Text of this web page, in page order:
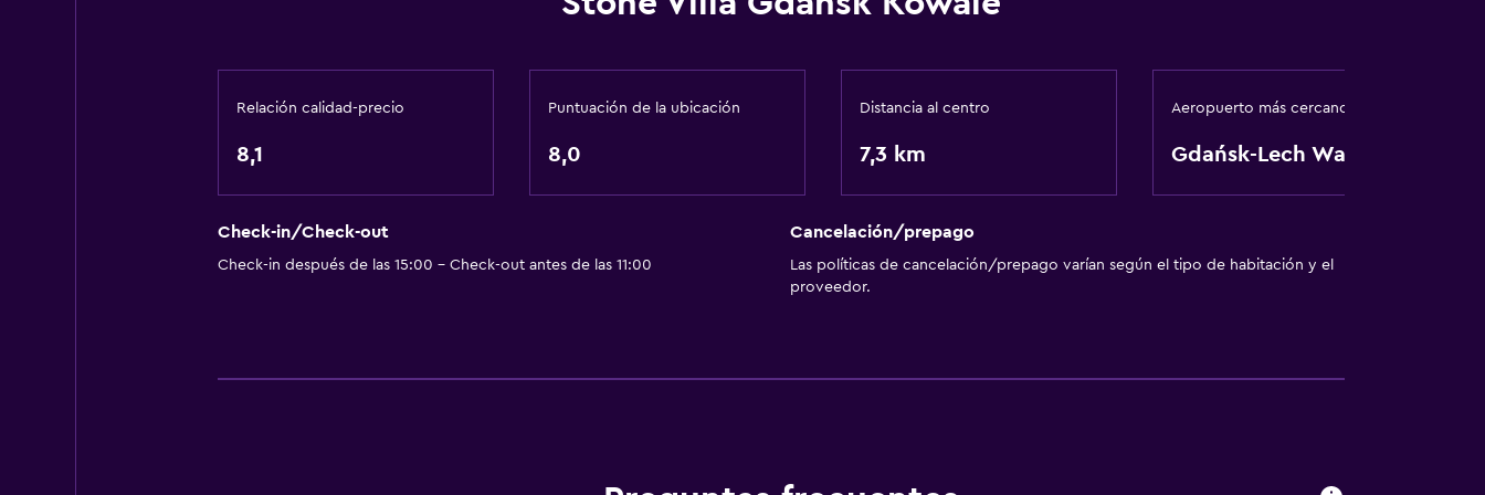
TV por cable o vía satélite
Accesibilidad y adecuación
Almohada sin plumas
Plantas superiores accesibles por escaleras
Estacionamiento y transporte
Estacionamiento gratuito
Estacionamiento privado
Relación calidad-precio
8,1
Puntuación de la ubicación
8,0
Distancia al centro
7,3 km
Aeropuerto más cercano
Gdańsk-Lech Wałęsa
Check-in/Check-out
Check-in después de las 15:00 - Check-out antes de las 11:00
Cancelación/prepago
Las políticas de cancelación/prepago varían según el tipo de habitación y el
proveedor.